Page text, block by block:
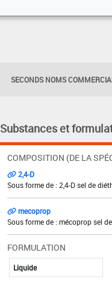
SECONDS NOMS
Substances et
COMPOSITION (DE LA
2,4-D
Sous forme de : 2,4-D sel de
mecoprop
Sous forme de : mécoprop sel
FORMULATION
Liquide